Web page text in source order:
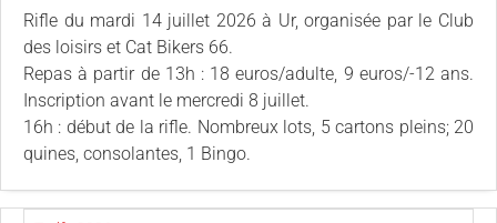
Rifle du mardi 14 juillet 2026 à Ur, organisée par le Club
des loisirs et Cat Bikers 66.
Repas à partir de 13h : 18 euros/adulte, 9 euros/-12 ans.
Inscription avant le mercredi 8 juillet.
16h : début de la rifle. Nombreux lots, 5 cartons pleins; 20
quines, consolantes, 1 Bingo.